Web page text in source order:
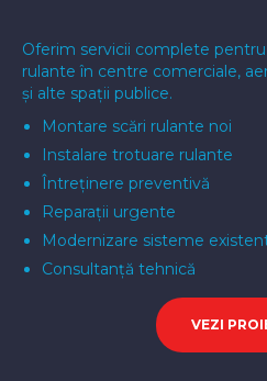
Oferim servicii complete
rulante în centre comerciale,
și alte spații publice.
Montare scări rulante noi
Instalare trotuare rulante
Întreținere preventivă
Reparații urgente
Modernizare sisteme
Consultanță tehnică
VEZI